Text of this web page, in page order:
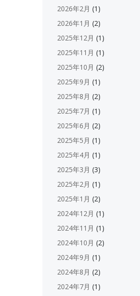
2026年2月 (1)
2026年1月 (2)
2025年12月 (1)
2025年11月 (1)
2025年10月 (2)
2025年9月 (1)
2025年8月 (2)
2025年7月 (1)
2025年6月 (2)
2025年5月 (1)
2025年4月 (1)
2025年3月 (3)
2025年2月 (1)
2025年1月 (2)
2024年12月 (1)
2024年11月 (1)
2024年10月 (2)
2024年9月 (1)
2024年8月 (2)
2024年7月 (1)